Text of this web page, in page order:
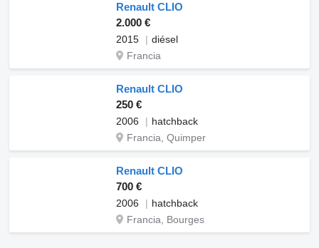
Renault CLIO
2.000 €
2015
diésel
Francia
Renault CLIO
250 €
2006
hatchback
Francia, Quimper
Renault CLIO
700 €
2006
hatchback
Francia, Bourges